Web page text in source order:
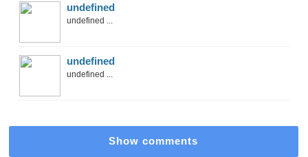
undefined
undefined ...
undefined
undefined ...
Show comments